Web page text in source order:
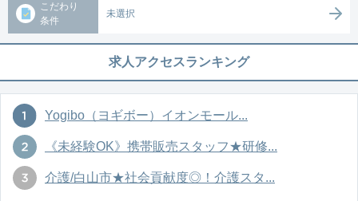
こだわり
条件
未選択
求人アクセスランキング
Yogibo（ヨギボー）イオンモール...
《未経験OK》携帯販売スタッフ★研修...
介護/白山市★社会貢献度◎！介護スタ...